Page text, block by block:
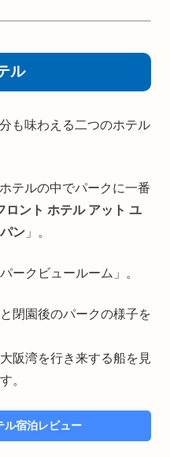
ル
も味わえる二つのホテル
テルの中でパークに一番
ロント ホテル アット ユ
ン 」。
ークビュールーム」。
閉園後のパークの様子を
阪湾を行き来する船を見
。
ル宿泊レビュー